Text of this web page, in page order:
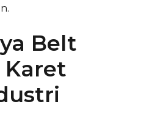
Belt
Karet